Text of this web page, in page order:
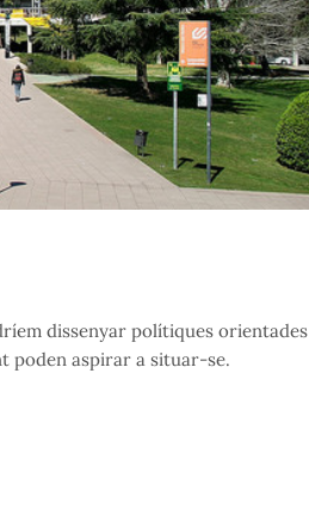
dissenyar polítiques orientades
poden aspirar a situar-se.